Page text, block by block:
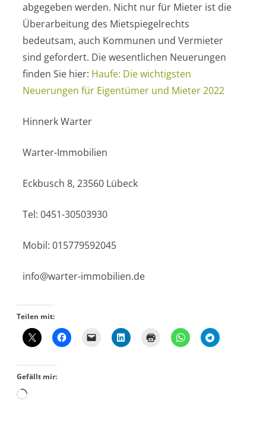
abgegeben werden. Nicht nur für Mieter ist die
Überarbeitung des Mietspiegelrechts
bedeutsam, auch Kommunen und Vermieter
sind gefordert. Die wesentlichen Neuerungen
finden Sie hier: Haufe: Die wichtigsten
Neuerungen für Eigentümer und Mieter 2022
Hinnerk Warter
Warter-Immobilien
Eckbusch 8, 23560 Lübeck
Tel: 0451-30503930
Mobil: 015779592045
info@warter-immobilien.de
Teilen mit:
Gefällt mir: